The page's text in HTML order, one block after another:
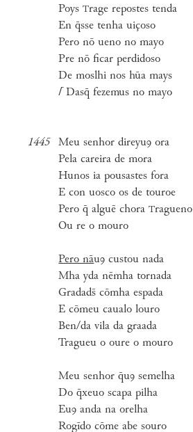
PoysTrage repostes tenda
En q̄sse tenha uiçoso
Pero nō ueno no mayo
Pre nō ficar perdidoso
De moslhi nos hūa mays
⌈ Dasq̄ fezemus no mayo
1445
Meu senhor direyuꝯ ora
Pela careira de mora
Hunos ia pousastes fora
E con uosco os de touroe
Pero q̄ alguē choraTragueno
Ou re o mouro
Pero nāuꝯ custou nada
Mha yda nēmha tornada
Gradads̄ cōmha espada
E cōmeu caualo louro
Ben/da vila da graada
Tragueu o oure o mouro
Meu senhor q̄uꝯ semelha
Do q̄xeuo scapa pilha
Euꝯ anda na orelha
Rogīdo cōme abe souro